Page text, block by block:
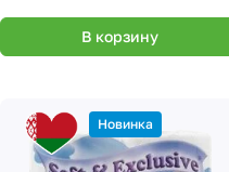
В корзину
Новинка